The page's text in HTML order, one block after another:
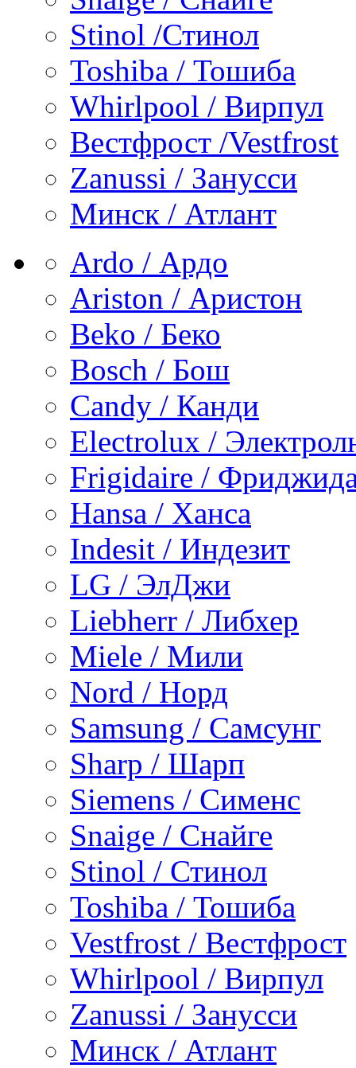
Stinol /Стинол
Toshiba / Тошиба
Whirlpool / Вирпул
Вестфрост /Vestfrost
Zanussi / Занусси
Минск / Атлант
Ardo / Ардо
Ariston / Аристон
Beko / Беко
Bosch / Бош
Candy / Канди
Electrolux /
Frigidaire /
Hansa / Ханса
Indesit / Индезит
LG / ЭлДжи
Liebherr / Либхер
Miele / Мили
Nord / Норд
Samsung / Самсунг
Sharp / Шарп
Siemens / Сименс
Snaige / Снайге
Stinol / Стинол
Toshiba / Тошиба
Vestfrost / Вестфрост
Whirlpool / Вирпул
Zanussi / Занусси
Минск / Атлант